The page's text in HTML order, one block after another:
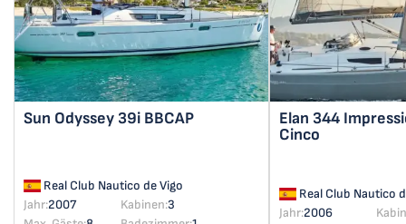
Sun Odyssey 39i BBCAP
Real Club Nautico de Vigo
Jahr:2007 Kabinen:3
Elan 344
Cinco
Real Club Nautico
Jahr:2006